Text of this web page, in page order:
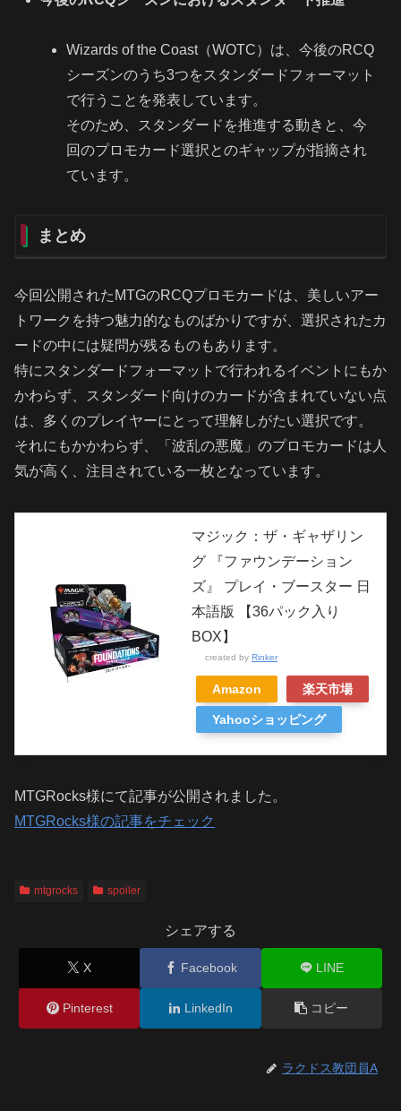
Wizards of the Coast（WOTC）は、今後のRCQ
シーズンのうち3つをスタンダードフォーマット
で行うことを発表しています。
そのため、スタンダードを推進する動きと、今
回のプロモカード選択とのギャップが指摘され
ています。
まとめ
今回公開されたMTGのRCQプロモカードは、美しいアー
トワークを持つ魅力的なものばかりですが、選択されたカ
ードの中には疑問が残るものもあります。
特にスタンダードフォーマットで行われるイベントにもか
かわらず、スタンダード向けのカードが含まれていない点
は、多くのプレイヤーにとって理解しがたい選択です。
それにもかかわらず、「波乱の悪魔」のプロモカードは人
気が高く、注目されている一枚となっています。
マジック：ザ・ギャザリン
グ 『ファウンデーション
ズ』 プレイ・ブースター 日
本語版 【36パック入り
BOX】
created by Rinker
Amazon 楽天市場
Yahooショッピング
MTGRocks様にて記事が公開されました。
MTGRocks様の記事をチェック
mtgrocks spoiler
シェアする
X Facebook LINE
Pinterest LinkedIn コピー
ラクドス教団員A